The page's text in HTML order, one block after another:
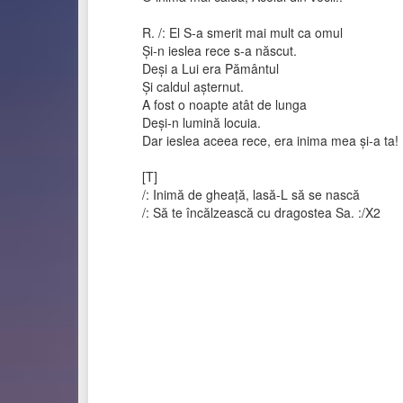
R. /: El S-a smerit mai mult ca omul
Și-n ieslea rece s-a născut.
Deși a Lui era Pământul
Și caldul așternut.
A fost o noapte atât de lunga
Deși-n lumină locuia.
Dar ieslea aceea rece, era inima mea și-a ta!
[T]
/: Inimă de gheață, lasă-L să se nască
/: Să te încălzească cu dragostea Sa. :/X2